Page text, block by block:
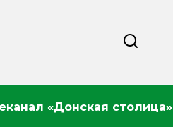
«Донская столица»